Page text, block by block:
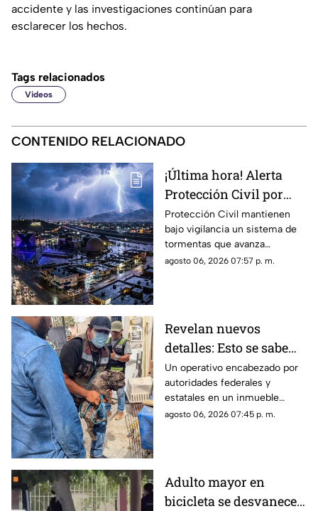
accidente y las investigaciones continúan para
esclarecer los hechos.
Tags relacionados
Videos
CONTENIDO RELACIONADO
¡Última hora! Alerta
Protección Civil por
tormenta que se acerca
a Ciudad Juárez y El
Paso: piden extremar
precauciones
Protección Civil mantienen
bajo vigilancia un sistema de
tormentas que avanza
lentamente hacia el suroeste y
agosto 06, 2026 07:57 p. m.
Revelan nuevos
detalles: Esto se sabe
sobre el hallazgo de un
lagarto y un tigre de
bengala en un
autolavado de Juárez
Un operativo encabezado por
autoridades federales y
estatales en un inmueble
habilitado como autolavado en
agosto 06, 2026 07:45 p. m.
Adulto mayor en
bicicleta se desvanece y